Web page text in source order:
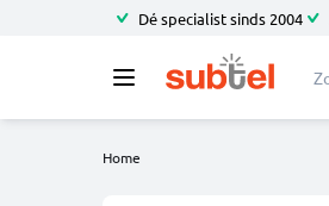
Dé specialist sinds 2004
Home